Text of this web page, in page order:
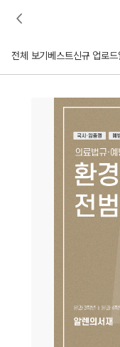
전체 보기 베스트신규 업로드